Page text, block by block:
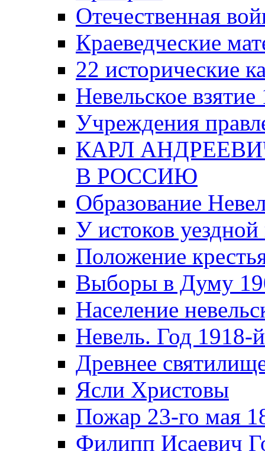
Отечественная
Краеведческие
22 исторические
Невельское
Учреждения
КАРЛ
В РОССИЮ
Образование
У истоков
Положение
Выборы в Думу
Население
Невель. Год 1918-
Древнее
Ясли Христовы
Пожар 23-го мая
Филипп Исаевич